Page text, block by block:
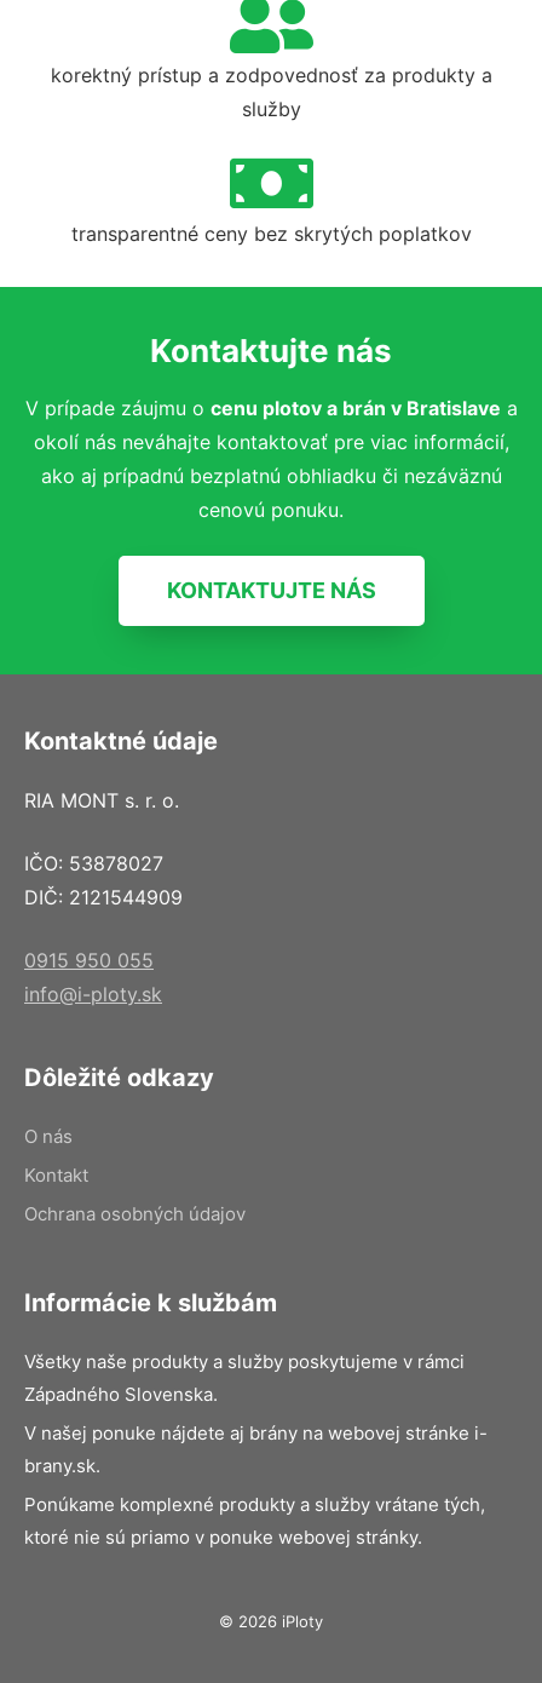
korektný prístup a zodpovednosť za produkty a
služby
transparentné ceny bez skrytých poplatkov
Kontaktujte nás
V prípade záujmu o cenu plotov a brán v Bratislave a
okolí nás neváhajte kontaktovať pre viac informácií,
ako aj prípadnú bezplatnú obhliadku či nezáväznú
cenovú ponuku.
KONTAKTUJTE NÁS
Kontaktné údaje
RIA MONT s. r. o.
IČO: 53878027
DIČ: 2121544909
0915 950 055
info@i-ploty.sk
Dôležité odkazy
O nás
Kontakt
Ochrana osobných údajov
Informácie k službám
Všetky naše produkty a služby poskytujeme v rámci
Západného Slovenska.
V našej ponuke nájdete aj brány na webovej stránke i-
brany.sk.
Ponúkame komplexné produkty a služby vrátane tých,
ktoré nie sú priamo v ponuke webovej stránky.
© 2026 iPloty